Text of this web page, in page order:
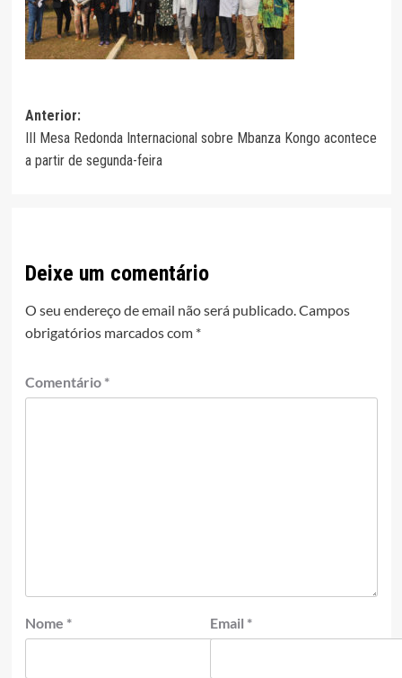
Navegação
de
artigos
Anterior:
III Mesa Redonda Internacional sobre Mbanza Kongo acontece
a partir de segunda-feira
Deixe um comentário
O seu endereço de email não será publicado.Campos
obrigatórios marcados com *
Comentário *
Nome * Email *